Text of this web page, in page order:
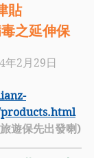
貼
之延伸保
年2月29日
遊保先出發喇)